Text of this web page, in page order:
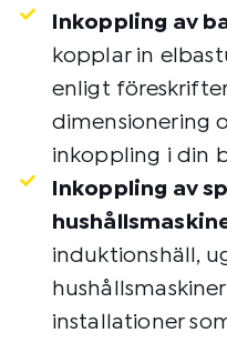
Inkoppling av
kopplar in
enligt
dimensionering
inkoppling i din
Inkoppling av
induktionshäll,
installationer